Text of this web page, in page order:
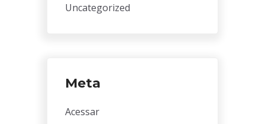
Uncategorized
Meta
Acessar